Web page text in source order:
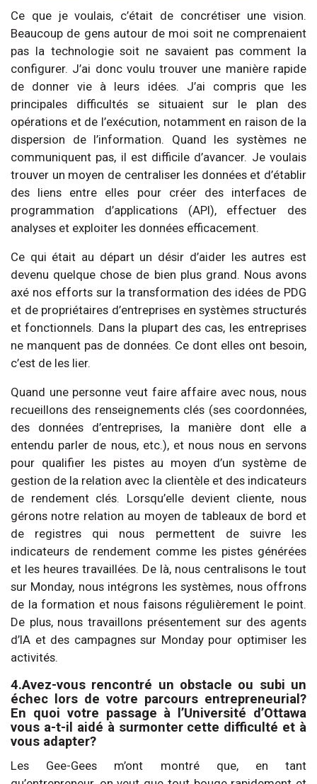
Ce que je voulais, c’était de concrétiser une vision.
Beaucoup de gens autour de moi soit ne comprenaient
pas la technologie soit ne savaient pas comment la
configurer. J’ai donc voulu trouver une manière rapide
de donner vie à leurs idées. J’ai compris que les
principales difficultés se situaient sur le plan des
opérations et de l’exécution, notamment en raison de la
dispersion de l’information. Quand les systèmes ne
communiquent pas, il est difficile d’avancer. Je voulais
trouver un moyen de centraliser les données et d’établir
des liens entre elles pour créer des interfaces de
programmation d’applications (API), effectuer des
analyses et exploiter les données efficacement.
Ce qui était au départ un désir d’aider les autres est
devenu quelque chose de bien plus grand. Nous avons
axé nos efforts sur la transformation des idées de PDG
et de propriétaires d’entreprises en systèmes structurés
et fonctionnels. Dans la plupart des cas, les entreprises
ne manquent pas de données. Ce dont elles ont besoin,
c’est de les lier.
Quand une personne veut faire affaire avec nous, nous
recueillons des renseignements clés (ses coordonnées,
des données d’entreprises, la manière dont elle a
entendu parler de nous, etc.), et nous nous en servons
pour qualifier les pistes au moyen d’un système de
gestion de la relation avec la clientèle et des indicateurs
de rendement clés. Lorsqu’elle devient cliente, nous
gérons notre relation au moyen de tableaux de bord et
de registres qui nous permettent de suivre les
indicateurs de rendement comme les pistes générées
et les heures travaillées. De là, nous centralisons le tout
sur Monday, nous intégrons les systèmes, nous offrons
de la formation et nous faisons régulièrement le point.
De plus, nous travaillons présentement sur des agents
d’IA et des campagnes sur Monday pour optimiser les
activités.
4.Avez-vous rencontré un obstacle ou subi un
échec lors de votre parcours entrepreneurial?
En quoi votre passage à l’Université d’Ottawa
vous a-t-il aidé à surmonter cette difficulté et à
vous adapter?
Les Gee-Gees m’ont montré que, en tant